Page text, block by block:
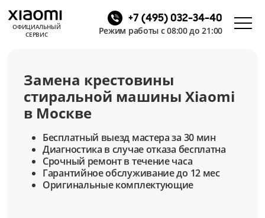
ОФИЦИАЛЬНЫЙ
СЕРВИС
+7 (495) 032-34-40
Режим работы с 08:00 до 21:00
Замена крестовины
стиральной машины Xiaomi
в Москве
Бесплатный выезд мастера за 30 мин
Диагностика в случае отказа бесплатна
Срочный ремонт в течение часа
Гарантийное обслуживание до 12 мес
Оригинальные комплектующие